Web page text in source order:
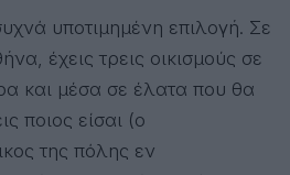
υποτιμημένη επιλογή. Σε
έχεις τρεις οικισμούς σε
και μέσα σε έλατα που θα
ποιος είσαι (ο
της πόλης εν